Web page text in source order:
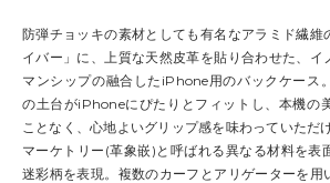
防弾チョッキの素材としても有名なアラミド繊維
イバー」に、上質な天然皮革を貼り合わせた、イ
マンシップの融合したiPhone用のバックケース
の土台がiPhoneにぴたりとフィットし、本機の
ことなく、心地よいグリップ感を味わっていただけ
マーケトリー(革象嵌)と呼ばれる異なる材料を表
迷彩柄を表現。複数のカーフとアリゲーターを用